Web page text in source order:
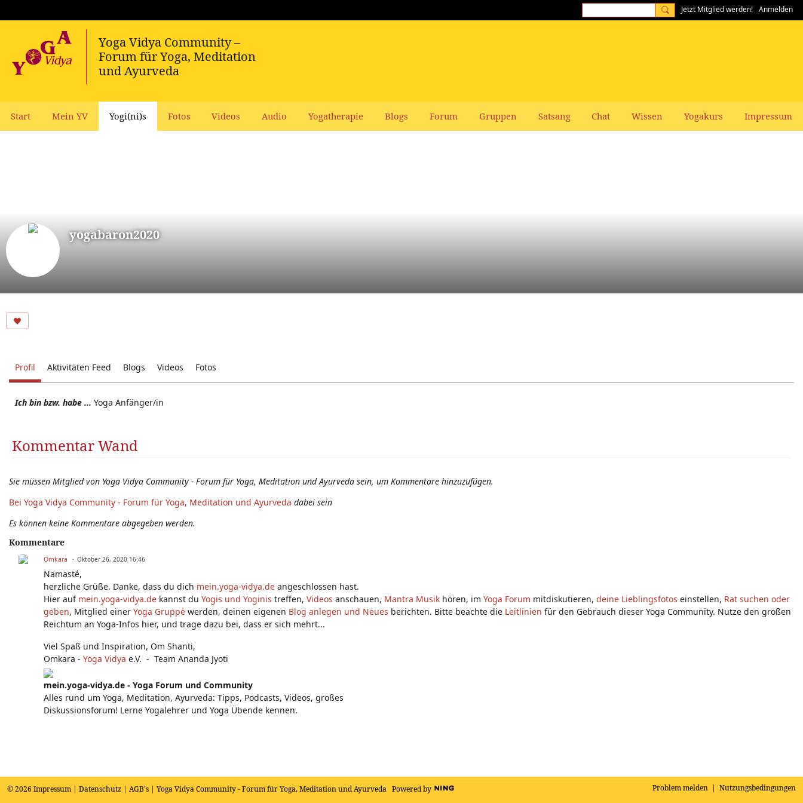
Jetzt Mitglied werden! Anmelden
Start Mein YV Yogi(ni)s Fotos Videos Audio Yogatherapie Blogs Forum Gruppen Satsang Chat Wissen Yogakurs Impressum
yogabaron2020
Profil Aktivitäten Feed Blogs Videos Fotos
Ich bin bzw. habe ... Yoga Anfänger/in
Kommentar Wand
Sie müssen Mitglied von Yoga Vidya Community - Forum für Yoga, Meditation und Ayurveda sein, um Kommentare hinzuzufügen.
Bei Yoga Vidya Community - Forum für Yoga, Meditation und Ayurveda dabei sein
Es können keine Kommentare abgegeben werden.
Kommentare
Omkara Oktober 26, 2020 16:46
Namasté,
herzliche Grüße. Danke, dass du dich mein.yoga-vidya.de angeschlossen hast.
Hier auf mein.yoga-vidya.de kannst du Yogis und Yoginis treffen, Videos anschauen, Mantra Musik hören, im Yoga Forum mitdiskutieren, deine Lieblingsfotos einstellen, Rat suchen oder
geben, Mitglied einer Yoga Gruppe werden, deinen eigenen Blog anlegen und Neues berichten. Bitte beachte die Leitlinien für den Gebrauch dieser Yoga Community. Nutze den großen
Reichtum an Yoga-Infos hier, und trage dazu bei, dass er sich mehrt...
Viel Spaß und Inspiration, Om Shanti,
Omkara - Yoga Vidya e.V. - Team Ananda Jyoti
mein.yoga-vidya.de - Yoga Forum und Community
Alles rund um Yoga, Meditation, Ayurveda: Tipps, Podcasts, Videos, großes
Diskussionsforum! Lerne Yogalehrer und Yoga Übende kennen.
Problem melden | Nutzungsbedingungen
© 2026 Impressum | Datenschutz | AGB's | Yoga Vidya Community - Forum für Yoga, Meditation und Ayurveda Powered by